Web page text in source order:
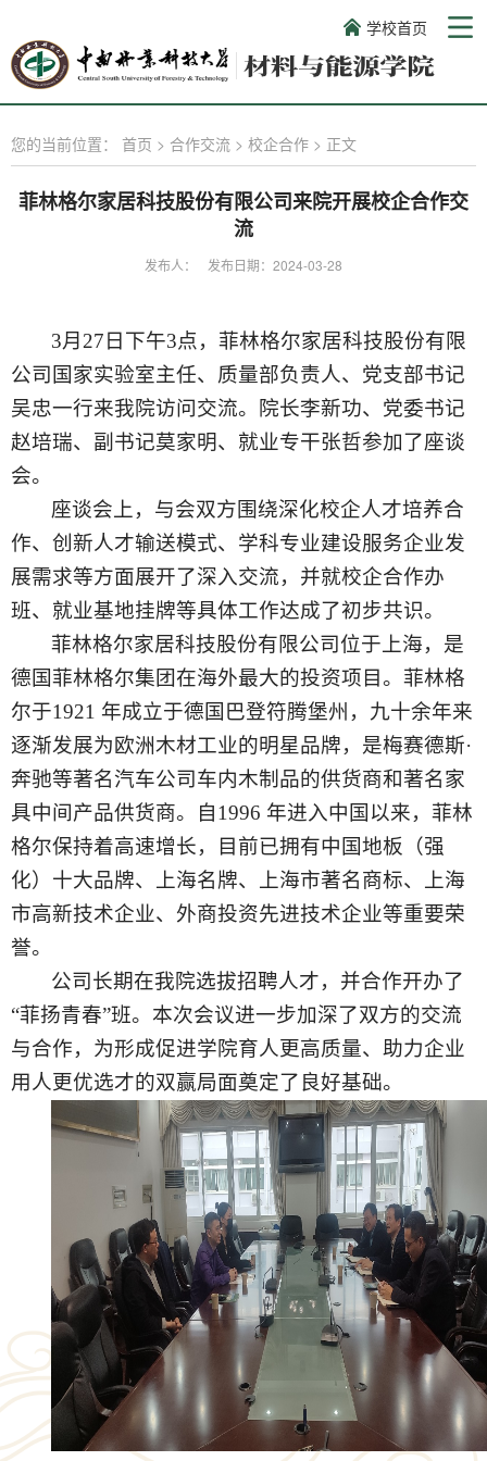
学校首页
您的当前位置： 首页 > 合作交流 > 校企合作 > 正文
菲林格尔家居科技股份有限公司来院开展校企合作交
流
发布人： 发布日期：2024-03-28
3月 27 日下午3点，菲林格尔家居科技股份有限
公司国家实验室主任、质量部负责人、党支部书记
吴忠一行来我院访问交流。院长李新功、党委书记
赵培瑞、副书记莫家明、就业专干张哲参加了座谈
会。
座谈会上，与会双方围绕深化校企人才培养合
作、创新人才输送模式、学科专业建设服务企业发
展需求等方面展开了深入交流，并就校企合作办
班、就业基地挂牌等具体工作达成了初步共识。
菲林格尔家居科技股份有限公司位于上海，是
德国菲林格尔集团在海外最大的投资项目。菲林格
尔于1921 年成立于德国巴登符腾堡州，九十余年来
逐渐发展为欧洲木材工业的明星品牌，是梅赛德斯·
奔驰等著名汽车公司车内木制品的供货商和著名家
具中间产品供货商。自1996 年进入中国以来，菲林
格尔保持着高速增长，目前已拥有中国地板（强
化）十大品牌、上海名牌、上海市著名商标、上海
市高新技术企业、外商投资先进技术企业等重要荣
誉。
公司长期在我院选拔招聘人才，并合作开办了
“菲扬青春”班。本次会议进一步加深了双方的交流
与合作，为形成促进学院育人更高质量、助力企业
用人更优选才的双赢局面奠定了良好基础。